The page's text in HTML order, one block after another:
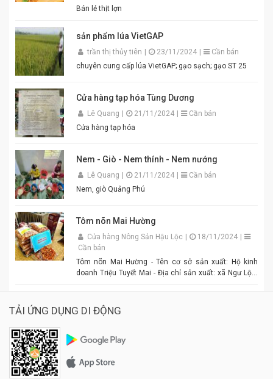
hợp cho gia đình, quán ăn và nhà hàng. Chỉ cần thêm
bún đậu chuẩn vị. Cam kết sản phẩm chất lượng,
đóng gói cẩn thận. Giao hàng nhanh toàn quốc. Đặt
tôm đậm đà, chuẩn vị quê hương cùng An Quý Thiên
#BunDauMamTom #GiaViTruyenThong
#DacSanVietNam #TikTokShop #AnQuyThienHuong
Bán lẻ thịt lợn
sản phẩm lúa VietGAP
trần thị thủy tiên 23/11/2024
Cần bán
chuyên cung cấp lúa VietGAP; gạo sạch; gạo ST 25
Cửa hàng tạp hóa Tùng Dương
Lê Quang 21/11/2024
Cần bán
Cửa hàng tạp hóa
Nem - Giò - Nem thính - Nem nướng
Lê Quang 21/11/2024
Cần bán
Nem, giò Quảng Phú
Tôm nõn Mai Hường
Cửa hàng Nông Sản Hậu Lộc 18/11/2024
Cần bán
Tôm nõn Mai Hường - Tên cơ sở sản xuất: Hộ kinh
doanh Triệu Tuyết Mai - Địa chỉ sản xuất: xã Ngư Lộc,
Giá: 600.000 đồng - 1.500.000 đồng/tùy size
TẢI ỨNG DỤNG DI ĐỘNG